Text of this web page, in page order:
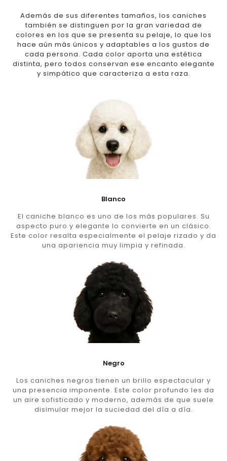
Además de sus diferentes tamaños, los caniches
también se distinguen por la gran variedad de
colores en los que se presenta su pelaje, lo que los
hace aún más únicos y adaptables a los gustos de
cada persona. Cada color aporta una estética
distinta, pero todos conservan ese encanto elegante
y simpático que caracteriza a esta raza.
Blanco
El caniche blanco es uno de los más populares. Su
aspecto puro y elegante lo convierte en un clásico.
Este color resalta especialmente el pelaje rizado y da
una apariencia muy limpia y refinada.
Negro
Los caniches negros tienen un brillo espectacular y
una presencia imponente. Este color profundo les da
un aire sofisticado y moderno, además de que suele
disimular mejor la suciedad del día a día.